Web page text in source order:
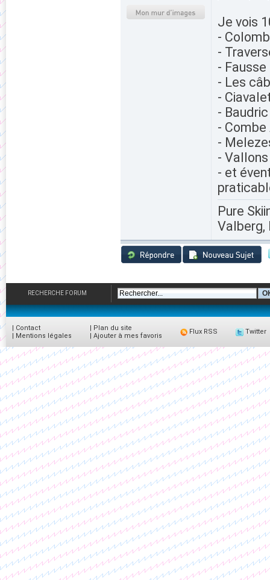
Je vois
-
-
-
- Les
-
- Baudric
- Combe
-
- Vallons
- et
Pure
Valberg,
RECHERCHE FORUM
| Contact
| Mentions légales
| Plan du site
| Ajouter à mes favoris
Flux RSS Twitter